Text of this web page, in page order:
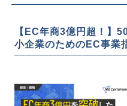
【EC年商3億円超！】
小企業のためのEC事業